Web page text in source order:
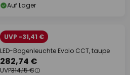
Auf Lager
UVP -31,41 €
LED-Bogenleuchte Evolo CCT, taupe
282,74 €
UVP314,15 €